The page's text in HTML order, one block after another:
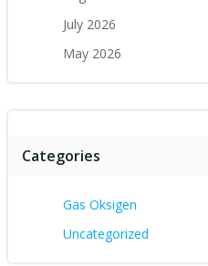
July 2026
May 2026
Categories
Gas Oksigen
Uncategorized